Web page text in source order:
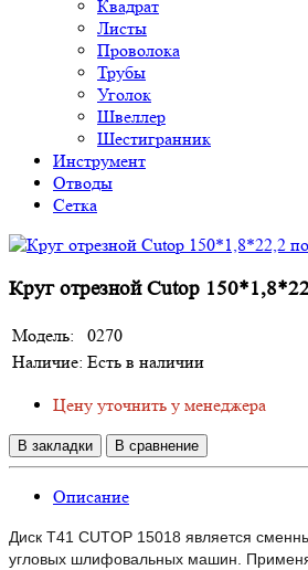
Квадрат
Листы
Проволока
Трубы
Уголок
Швеллер
Шестигранник
Инструмент
Отводы
Сетка
Круг отрезной Cutop
Модель:
0270
Наличие: Есть в наличии
Цену уточнить у менеджера
В закладки В сравнение
Описание
Диск T41 CUTOP 15018 является
угловых шлифовальных машин.